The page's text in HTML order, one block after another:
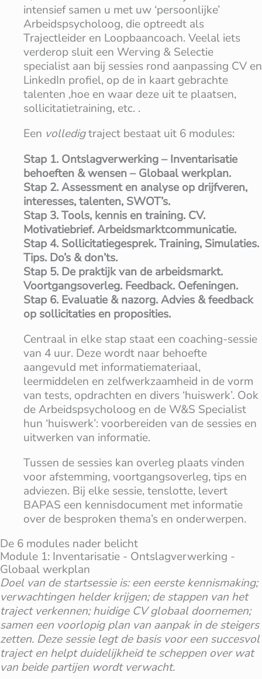
intensief samen u met uw ‘persoonlijke’
Arbeidspsycholoog, die optreedt als
Trajectleider en Loopbaancoach. Veelal iets
verderop sluit een Werving & Selectie
specialist aan bij sessies rond aanpassing CV en
LinkedIn profiel, op de in kaart gebrachte
talenten ,hoe en waar deze uit te plaatsen,
sollicitatietraining, etc. .
Een volledigtraject bestaat uit 6 modules:
Stap 1. Ontslagverwerking – Inventarisatie
behoeften & wensen – Globaal werkplan.
Stap 2. Assessment en analyse op drijfveren,
interesses, talenten, SWOT’s.
Stap 3. Tools, kennis en training. CV.
Motivatiebrief. Arbeidsmarktcommunicatie.
Stap 4. Sollicitatiegesprek. Training, Simulaties.
Tips. Do’s & don’ts.
Stap 5. De praktijk van de arbeidsmarkt.
Voortgangsoverleg. Feedback. Oefeningen.
Stap 6. Evaluatie & nazorg. Advies & feedback
op sollicitaties en proposities.
Centraal in elke stap staat een coaching-sessie
van 4 uur. Deze wordt naar behoefte
aangevuld met informatiemateriaal,
leermiddelen en zelfwerkzaamheid in de vorm
van tests, opdrachten en divers ‘huiswerk’. Ook
de Arbeidspsycholoog en de W&S Specialist
hun ‘huiswerk’: voorbereiden van de sessies en
uitwerken van informatie.
Tussen de sessies kan overleg plaats vinden
voor afstemming, voortgangsoverleg, tips en
adviezen. Bij elke sessie, tenslotte, levert
BAPAS een kennisdocument met informatie
over de besproken thema’s en onderwerpen.
De 6 modules nader belicht
Module 1: Inventarisatie - Ontslagverwerking -
Globaal werkplan
Doel van de startsessie is: een eerste kennismaking;
verwachtingen helder krijgen; de stappen van het
traject verkennen; huidige CV globaal doornemen;
samen een voorlopig plan van aanpak in de steigers
zetten. Deze sessie legt de basis voor een succesvol
traject en helpt duidelijkheid te scheppen over wat
van beide partijen wordt verwacht.